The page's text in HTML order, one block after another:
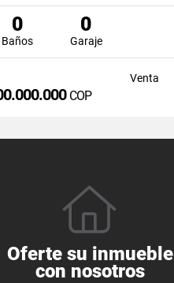
0
Baños
0
Garaje
Venta
COP
Oferte su inmueble
con nosotros